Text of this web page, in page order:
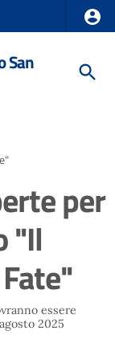
San
per
"Il
essere
2025